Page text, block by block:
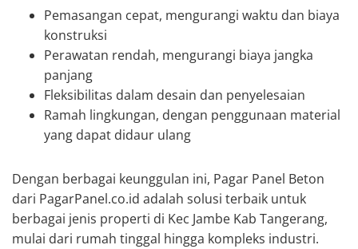
Pemasangan cepat, mengurangi waktu dan biaya
konstruksi
Perawatan rendah, mengurangi biaya jangka
panjang
Fleksibilitas dalam desain dan penyelesaian
Ramah lingkungan, dengan penggunaan material
yang dapat didaur ulang
Dengan berbagai keunggulan ini, Pagar Panel Beton
dari PagarPanel.co.id adalah solusi terbaik untuk
berbagai jenis properti di Kec Jambe Kab Tangerang,
mulai dari rumah tinggal hingga kompleks industri.